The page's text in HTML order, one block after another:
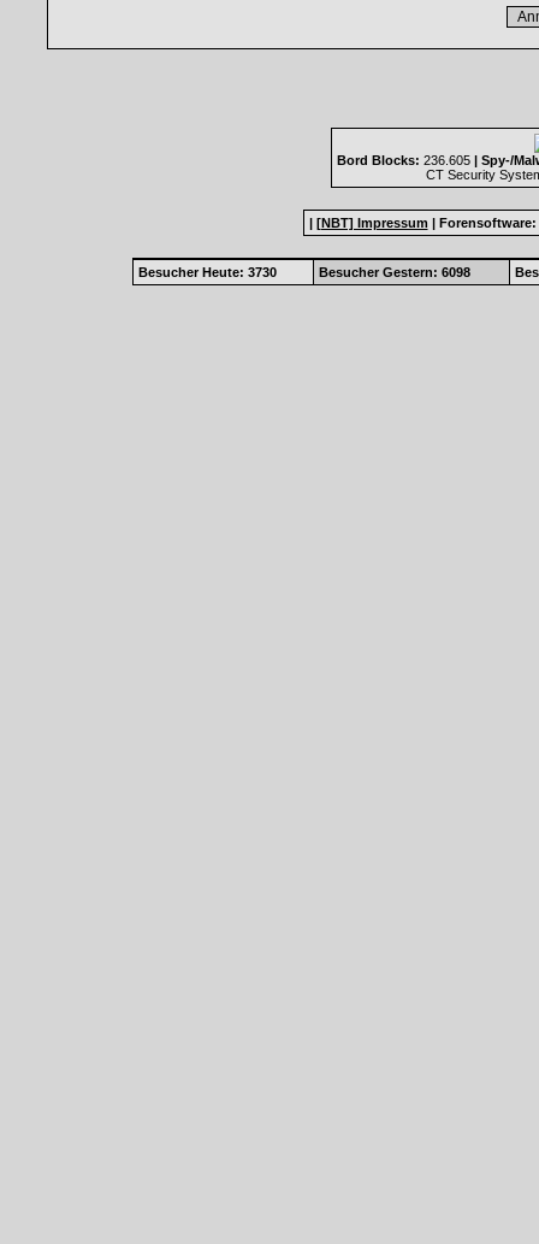
Bord Blocks: 236.605 | Spy-/
CT Security
| [NBT] Impressum | Forensoftware:
Besucher Heute: 3730 Besucher Gestern: 6098